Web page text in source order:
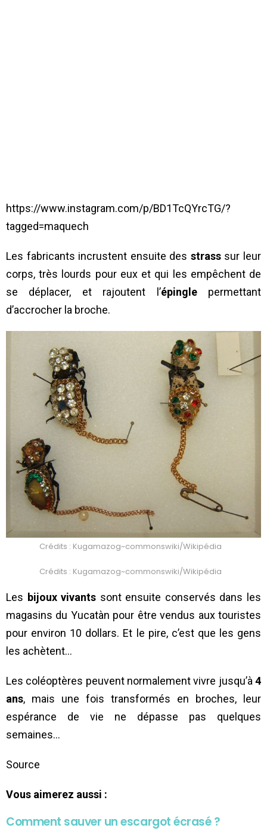
https://www.instagram.com/p/BD1TcQYrcTG/?
tagged=maquech
Les fabricants incrustent ensuite des strasssur leur
corps, très lourds pour eux et qui les empêchent de
se déplacer, et rajoutent l’épinglepermettant
d’accrocher la broche.
Crédits : Kugamazog~commonswiki/Wikipédia
Crédits : Kugamazog~commonswiki/Wikipédia
Les bijoux vivants sont ensuite conservés dans les
magasins du Yucatàn pour être vendus aux touristes
pour environ 10 dollars. Et le pire, c’est que les gens
les achètent…
Les coléoptères peuvent normalement vivre jusqu’à 4
ans, mais une fois transformés en broches, leur
espérance de vie ne dépasse pas quelques
semaines…
Source
Vous aimerez aussi :
Comment sauver un escargot écrasé ?